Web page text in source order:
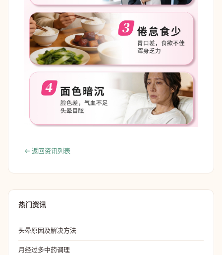
← 返回资讯列表
热门资讯
头晕原因及解决方法
月经过多中药调理